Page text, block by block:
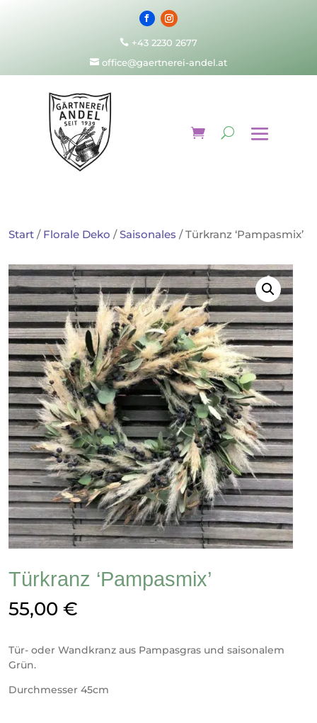
 +43 2230 2677
office@gaertnerei-andel.at
Start / Florale Deko /Saisonales / Türkranz ‘Pampasmix’
Türkranz ‘Pampasmix’
55,00 €
Tür- oder Wandkranz aus Pampasgras und saisonalem
Grün.
Durchmesser 45cm